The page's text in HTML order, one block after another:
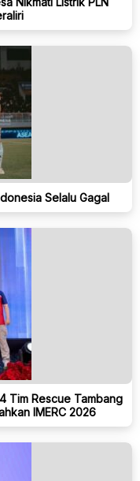
Selalu Gagal
Tim Rescue Tambang
IMERC 2026